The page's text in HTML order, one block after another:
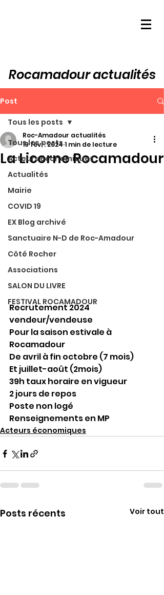
Rocamadour actualités
Post
Tous les posts
Acteurs économiques
Actualités
Mairie
COVID 19
EX Blog archivé
Sanctuaire N-D de Roc-Amadour
Côté Rocher
Associations
SALON DU LIVRE
FESTIVAL ROCAMADOUR
Tous les posts
La Licorne Rocamadour
Roc-Amadour actualités
19 févr. 2024 1 min de lecture
Recrutement 2024
vendeur/vendeuse
Pour la saison estivale à
Rocamadour
De avril à fin octobre (7 mois)
Et juillet-août (2mois)
39h taux horaire en vigueur
2 jours de repos
Poste non logé
Renseignements en MP
Acteurs économiques
Posts récents Voir tout